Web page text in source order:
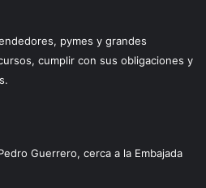
pymes y grandes
cumplir con sus obligaciones y
Guerrero, cerca a la Embajada